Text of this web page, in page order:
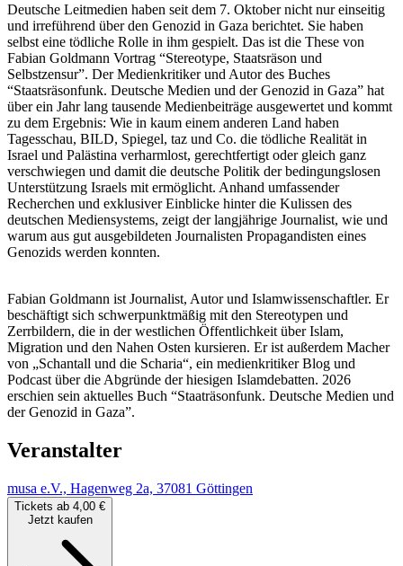
Deutsche Leitmedien haben seit dem 7. Oktober nicht nur einseitig
und irreführend über den Genozid in Gaza berichtet. Sie haben
selbst eine tödliche Rolle in ihm gespielt. Das ist die These von
Fabian Goldmann Vortrag “Stereotype, Staatsräson und
Selbstzensur”. Der Medienkritiker und Autor des Buches
“Staatsräsonfunk. Deutsche Medien und der Genozid in Gaza” hat
über ein Jahr lang tausende Medienbeiträge ausgewertet und kommt
zu dem Ergebnis: Wie in kaum einem anderen Land haben
Tagesschau, BILD, Spiegel, taz und Co. die tödliche Realität in
Israel und Palästina verharmlost, gerechtfertigt oder gleich ganz
verschwiegen und damit die deutsche Politik der bedingungslosen
Unterstützung Israels mit ermöglicht. Anhand umfassender
Recherchen und exklusiver Einblicke hinter die Kulissen des
deutschen Mediensystems, zeigt der langjährige Journalist, wie und
warum aus gut ausgebildeten Journalisten Propagandisten eines
Genozids werden konnten.
Fabian Goldmann ist Journalist, Autor und Islamwissenschaftler. Er
beschäftigt sich schwerpunktmäßig mit den Stereotypen und
Zerrbildern, die in der westlichen Öffentlichkeit über Islam,
Migration und den Nahen Osten kursieren. Er ist außerdem Macher
von „Schantall und die Scharia“, ein medienkritiker Blog und
Podcast über die Abgründe der hiesigen Islamdebatten. 2026
erschien sein aktuelles Buch “Staaträsonfunk. Deutsche Medien und
der Genozid in Gaza”.
Veranstalter
musa e.V., Hagenweg 2a, 37081 Göttingen
Tickets ab 4,00 €
Jetzt kaufen